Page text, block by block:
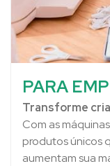
PARA
Transforme
Com as
produtos únicos
aumentam sua